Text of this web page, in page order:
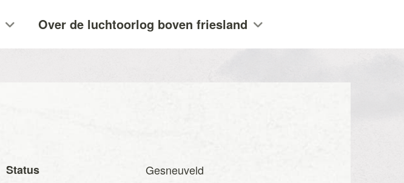
Over de luchtoorlog boven friesland
Status
Gesneuveld